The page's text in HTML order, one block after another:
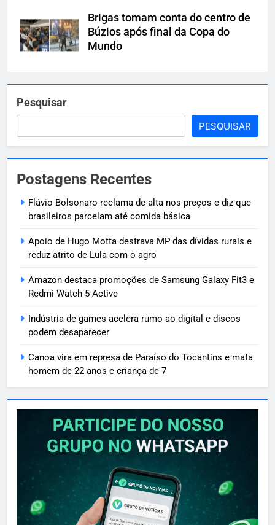
Brigas tomam conta do centro de
Búzios após final da Copa do
Mundo
Pesquisar
PESQUISAR
Postagens Recentes
Flávio Bolsonaro reclama de alta nos preços e diz que
brasileiros parcelam até comida básica
Apoio de Hugo Motta destrava MP das dívidas rurais e
reduz atrito de Lula com o agro
Amazon destaca promoções de Samsung Galaxy Fit3 e
Redmi Watch 5 Active
Indústria de games acelera rumo ao digital e discos
podem desaparecer
Canoa vira em represa de Paraíso do Tocantins e mata
homem de 22 anos e criança de 7